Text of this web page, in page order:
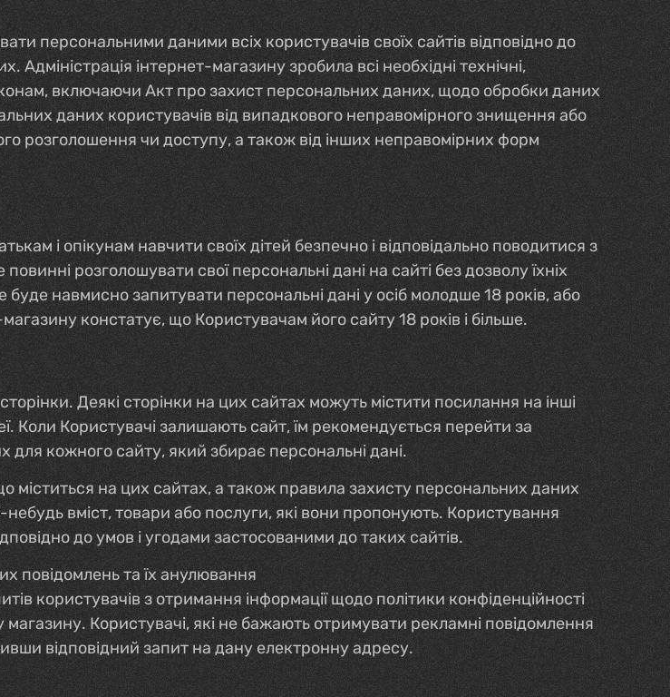
персональними даними всіх користувачів своїх сайтів відповідно до
інтернет-магазину зробила всі необхідні технічні,
включаючи Акт про захист персональних даних, щодо обробки даних
даних користувачів від випадкового неправомірного знищення або
розголошення чи доступу, а також від інших неправомірних форм
і опікунам навчити своїх дітей безпечно і відповідально поводитися з
розголошувати свої персональні дані на сайті без дозволу їхніх
буде навмисно запитувати персональні дані у осіб молодше 18 років, або
констатує, що Користувачам його сайту 18 років і більше.
Деякі сторінки на цих сайтах можуть містити посилання на інші
Коли Користувачі залишають сайт, їм рекомендується перейти за
кожного сайту, який збирає персональні дані.
міститься на цих сайтах, а також правила захисту персональних даних
небудь вміст, товари або послуги, які вони пропонують. Користування
до умов і угодами застосованими до таких сайтів.
повідомлень та їх анулювання
користувачів з отримання інформації щодо політики конфіденційності
Користувачі, які не бажають отримувати рекламні повідомлення
відповідний запит на дану електронну адресу.